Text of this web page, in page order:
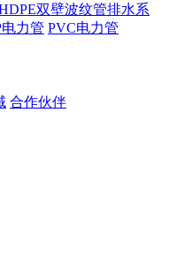
双壁波纹管排水系
力管 PVC电力管
合作伙伴